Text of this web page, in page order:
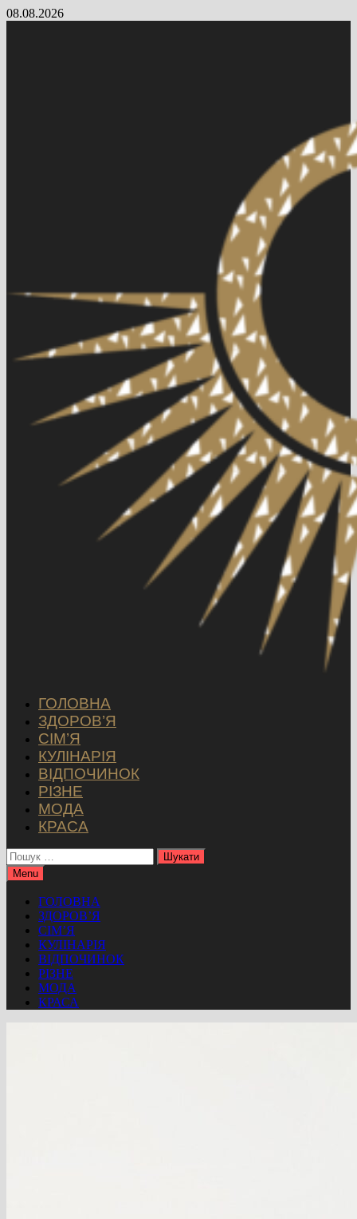
Skip
08.08.2026
ГОЛОВНА
ЗДОРОВ’Я
СІМ’Я
КУЛІНАРІЯ
ВІДПОЧИНОК
РІЗНЕ
МОДА
КРАСА
Пошук:
Menu
ГОЛОВНА
ЗДОРОВ’Я
СІМ’Я
КУЛІНАРІЯ
ВІДПОЧИНОК
РІЗНЕ
МОДА
КРАСА